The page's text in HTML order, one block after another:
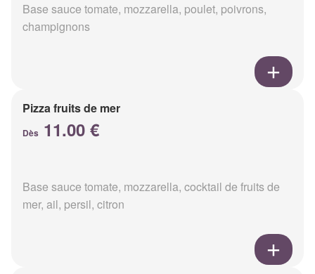
Base sauce tomate, mozzarella, poulet, poivrons,
champignons
Pizza fruits de mer
Dès 11.00 €
Base sauce tomate, mozzarella, cocktail de fruits de
mer, ail, persil, citron